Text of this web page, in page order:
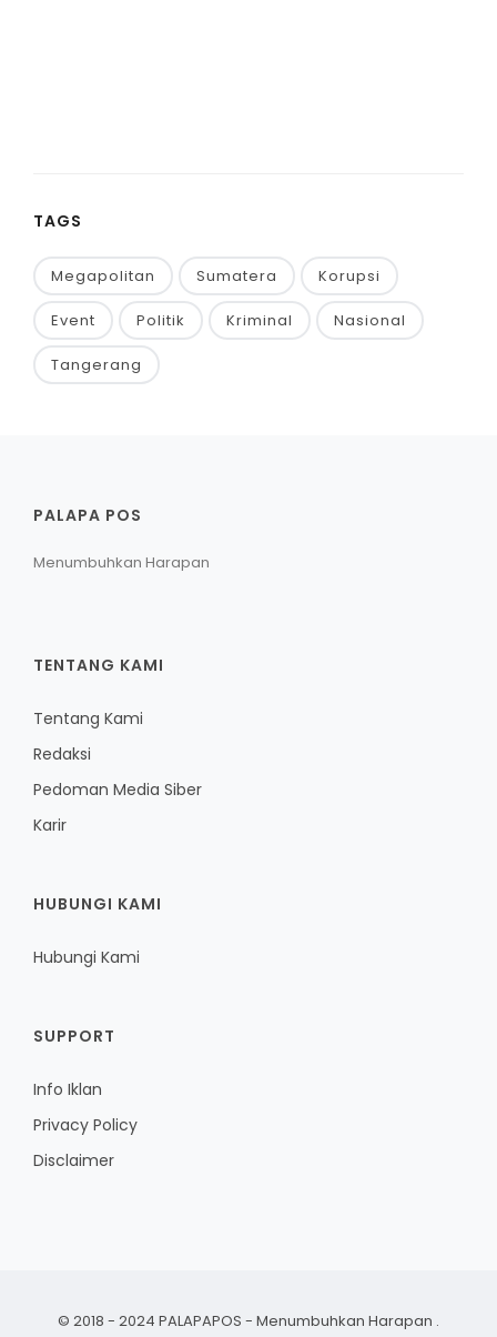
TAGS
Megapolitan Sumatera Korupsi
Event Politik Kriminal Nasional
Tangerang
PALAPA POS
Menumbuhkan Harapan
TENTANG KAMI
Tentang Kami
Redaksi
Pedoman Media Siber
Karir
HUBUNGI KAMI
Hubungi Kami
SUPPORT
Info Iklan
Privacy Policy
Disclaimer
© 2018 - 2024 PALAPAPOS - Menumbuhkan Harapan .